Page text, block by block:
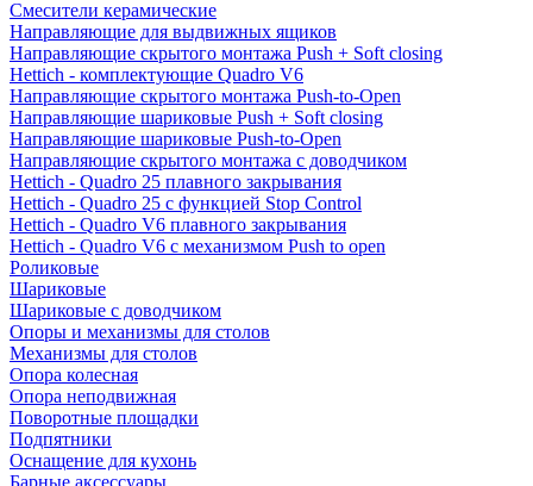
Смесители керамические
Направляющие для выдвижных ящиков
Направляющие скрытого монтажа Push + Soft closing
Hettich - комплектующие Quadro V6
Направляющие скрытого монтажа Push-to-Open
Направляющие шариковые Push + Soft closing
Направляющие шариковые Push-to-Open
Направляющие скрытого монтажа с доводчиком
Hettich - Quadro 25 плавного закрывания
Hettich - Quadro 25 с функцией Stop Control
Hettich - Quadro V6 плавного закрывания
Hettich - Quadro V6 с механизмом Push to open
Роликовые
Шариковые
Шариковые с доводчиком
Опоры и механизмы для столов
Механизмы для столов
Опора колесная
Опора неподвижная
Поворотные площадки
Подпятники
Оснащение для кухонь
Барные аксессуары